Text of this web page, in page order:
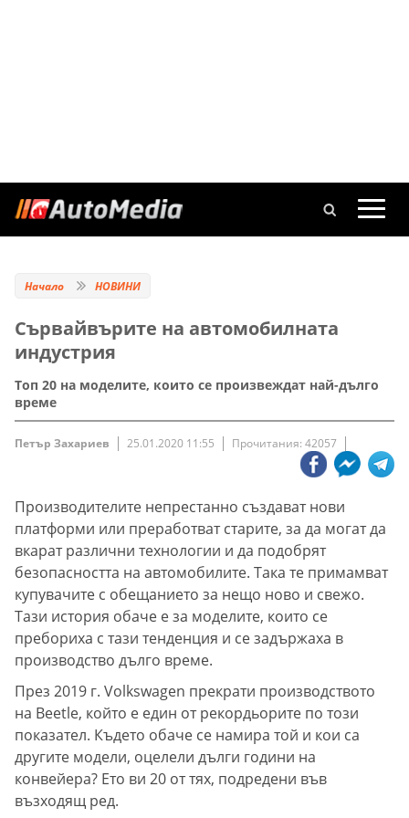
Начало НОВИНИ
Сървайвърите на автомобилната
индустрия
Топ 20 на моделите, които се произвеждат най-дълго
време
Петър Захариев 25.01.2020 11:55 Прочитания: 42057
Производителите непрестанно създават нови
платформи или преработват старите, за да могат да
вкарат различни технологии и да подобрят
безопасността на автомобилите. Така те примамват
купувачите с обещанието за нещо ново и свежо.
Тази история обаче е за моделите, които се
пребориха с тази тенденция и се задържаха в
производство дълго време.
През 2019 г. Volkswagen прекрати производството
на Beetle, който е един от рекордьорите по този
показател. Където обаче се намира той и кои са
другите модели, оцелели дълги години на
конвейера? Ето ви 20 от тях, подредени във
възходящ ред.